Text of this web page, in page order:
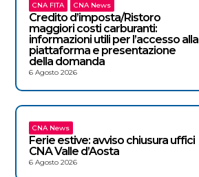
CNA FITA CNA News
Credito d’imposta/Ristoro
maggiori costi carburanti:
informazioni utili per l’accesso alla
piattaforma e presentazione
della domanda
6 Agosto 2026
CNA News
Ferie estive: avviso chiusura uffici
CNA Valle d’Aosta
6 Agosto 2026